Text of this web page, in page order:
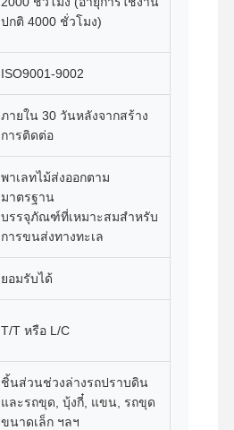
ปกติ 4000 ชั่วโมง)
ISO9001-9002
ภายใน 30 วันหลังจากสร้าง
การติดต่อ
พาเลทไม้ส่งออกตาม
มาตรฐาน
บรรจุภัณฑ์ที่เหมาะสมสำหรับ
การขนส่งทางทะเล
ยอมรับได้
T/T หรือ L/C
ชิ้นส่วนช่วงล่างรถปราบดิน
และรถขุด, บุ้งกี๋, แขน, รถขุด
ขนาดเล็ก ฯลฯ